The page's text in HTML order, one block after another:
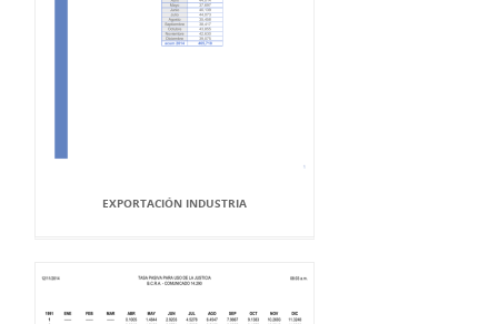
EXPORTACIÓN INDUSTRIA